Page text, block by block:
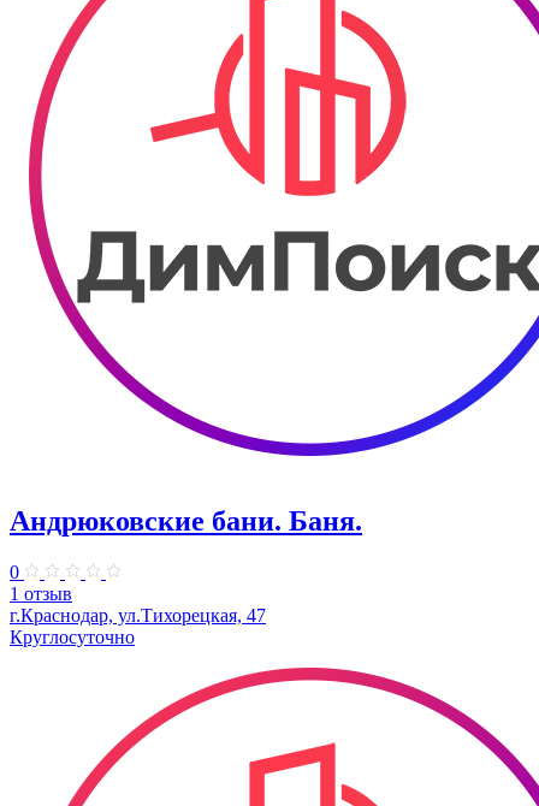
Андрюковские бани. Баня.
0
1 отзыв
г.Краснодар, ул.Тихорецкая, 47
Круглосуточно